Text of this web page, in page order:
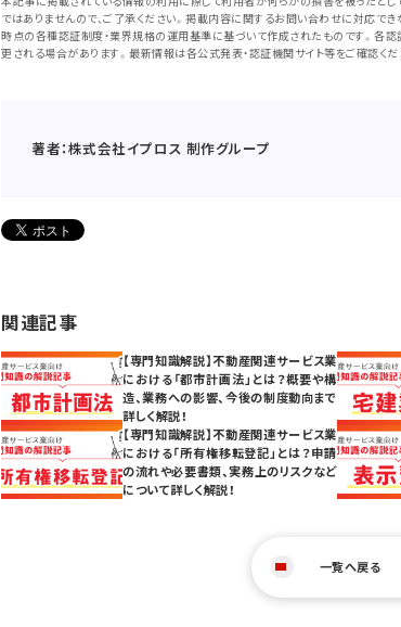
ではありませんので、ご了承ください。掲載内容に関するお問い合わせに対応で
時点の各種認証制度・業界規格の運用基準に基づいて作成されたものです。各
更される場合があります。最新情報は各公式発表・認証機関サイト等をご確認くだ
著者：株式会社イプロス 制作グループ
関連記事
【専門知識解説】不動産関連サービス業
における「都市計画法」とは？概要や構
造、業務への影響、今後の制度動向まで
詳しく解説！
【専門知識解説】不動産関連サービス業
における「所有権移転登記」とは？申請
の流れや必要書類、実務上のリスクなど
について詳しく解説！
一覧へ戻る